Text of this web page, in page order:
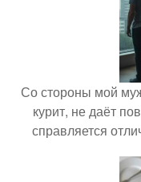
Со стороны мой
курит, не даёт
справляется